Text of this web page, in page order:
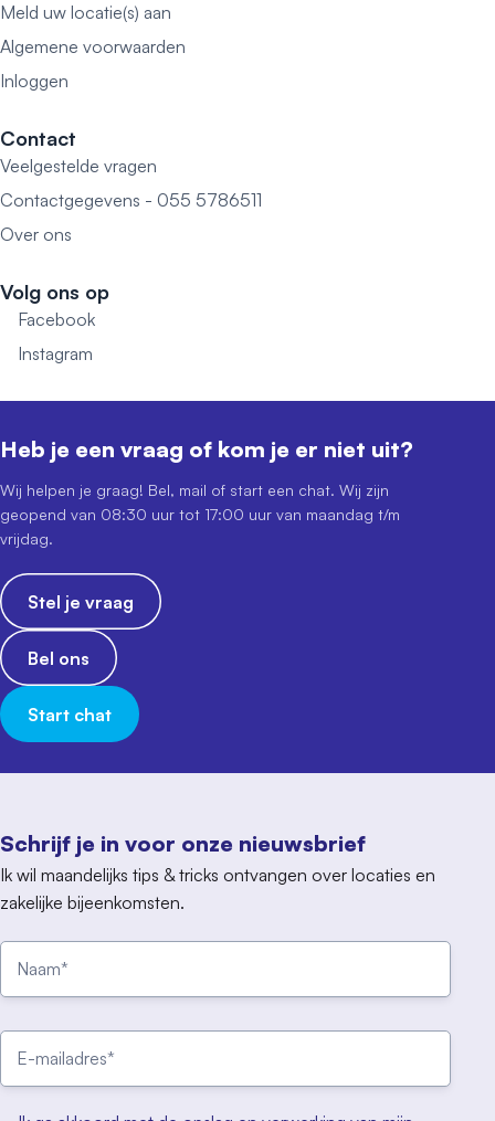
Meld uw locatie(s) aan
Algemene voorwaarden
Inloggen
Contact
Veelgestelde vragen
Contactgegevens - 055 5786511
Over ons
Volg ons op
Facebook
Instagram
Schrijf je in voor onze nieuwsbrief
Ik wil maandelijks tips & tricks ontvangen over locaties en
zakelijke bijeenkomsten.
Heb je een vraag of kom je er niet uit?
Wij helpen je graag! Bel, mail of start een chat. Wij zijn
geopend van 08:30 uur tot 17:00 uur van maandag t/m
vrijdag.
Stel je vraag
Bel ons
Start chat